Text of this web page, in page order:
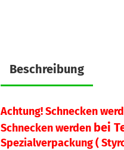
Beschreibung
Achtung! Schnecken
Schnecken werden bei
Spezialverpackung (